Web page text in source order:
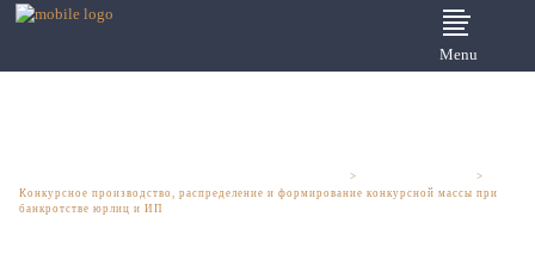
Menu
>
>
Конкурсное производство, распределение и формирование конкурсной массы при
банкротстве юрлиц и ИП